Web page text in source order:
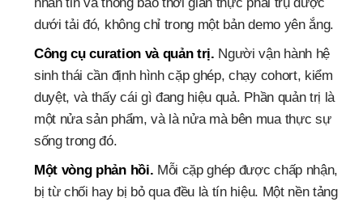
dưới tải đó, không chỉ trong một bản demo yên ắng.
Công cụ curation và quản trị. Người vận hành hệ
sinh thái cần định hình cặp ghép, chạy cohort, kiểm
duyệt, và thấy cái gì đang hiệu quả. Phần quản trị là
một nửa sản phẩm, và là nửa mà bên mua thực sự
sống trong đó.
Một vòng phản hồi. Mỗi cặp ghép được chấp nhận,
bị từ chối hay bị bỏ qua đều là tín hiệu. Một nền tảng